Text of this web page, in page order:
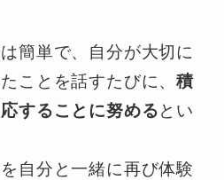
簡単で、自分が大切に
ことを話すたびに、積
することに努めるとい
自分と一緒に再び体験